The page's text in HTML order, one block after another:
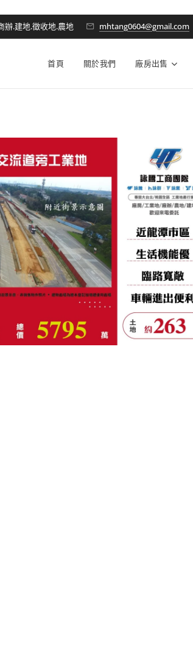
辦.建地.徵收地.農地 mhtang0604@gmail.com
首頁 關於我們 廠房出售